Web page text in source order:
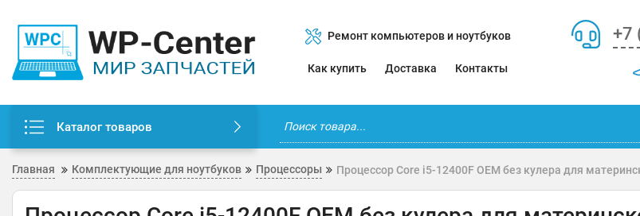
Ремонт компьютеров и ноутбуков
Как купить Доставка Контакты
+7
Каталог товаров
Главная Комплектующие для ноутбуков Процессоры Процессор Core i5-12400F OEM без кулера для